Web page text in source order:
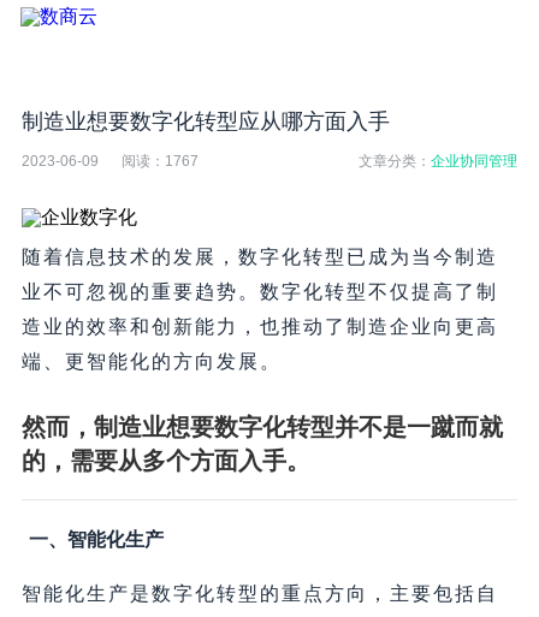
制造业想要数字化转型应从哪方面入手
2023-06-09 阅读： 1767 文章分类：企业协同管理
随着信息技术的发展，数字化转型已成为当今制造
业不可忽视的重要趋势。数字化转型不仅提高了制
造业的效率和创新能力，也推动了制造企业向更高
端、更智能化的方向发展。
然而，制造业想要数字化转型并不是一蹴而就
的，需要从多个方面入手。
一、智能化生产
智能化生产是数字化转型的重点方向，主要包括自